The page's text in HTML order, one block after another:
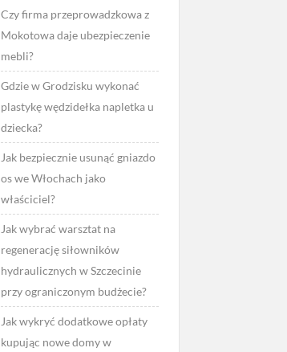
Czy firma przeprowadzkowa z
Mokotowa daje ubezpieczenie
mebli?
Gdzie w Grodzisku wykonać
plastykę wędzidełka napletka u
dziecka?
Jak bezpiecznie usunąć gniazdo
os we Włochach jako
właściciel?
Jak wybrać warsztat na
regenerację siłowników
hydraulicznych w Szczecinie
przy ograniczonym budżecie?
Jak wykryć dodatkowe opłaty
kupując nowe domy w